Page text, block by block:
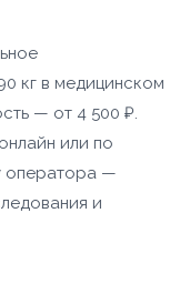
кг в медицинском
— от 4 500 ₽.
или по
оператора —
и